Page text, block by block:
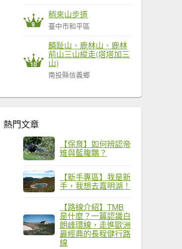
9
稍來山步道
臺中市和平區
10
麟趾山、鹿林山、鹿林
前山三山縱走(塔塔加三
山)
南投縣信義鄉
熱門文章
【保育】如何辨認帝
雉與藍腹鷴？
【新手專區】我是新
手，我想去嘉明湖！
【路線介紹】TMB
是什麼？一篇認識白
朗峰環線，走進歐洲
最經典的長程健行路
線